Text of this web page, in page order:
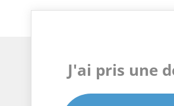
J'ai pris une